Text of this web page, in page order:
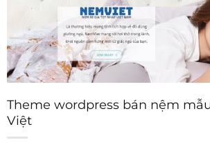
Theme wordpress bán nệm
Việt